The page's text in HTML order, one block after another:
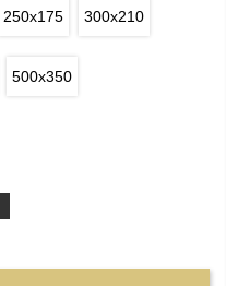
250x175 300x210
500x350